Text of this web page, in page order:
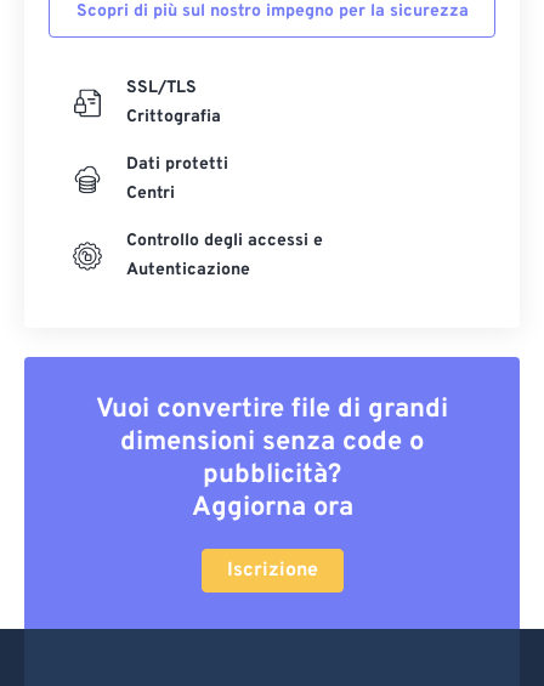
Scopri di più sul nostro impegno per la sicurezza
SSL/TLS
Crittografia
Dati protetti
Centri
Controllo degli accessi e
Autenticazione
Vuoi convertire file di grandi
dimensioni senza code o
pubblicità?
Aggiorna ora
Iscrizione